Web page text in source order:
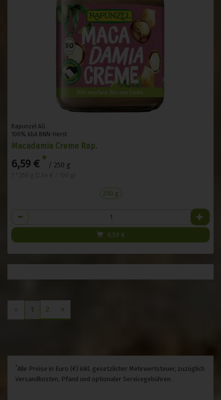
Rapunzel AG
100% kbA BNN-Herst
Macadamia Creme Rap.
6,59 € * / 250 g
250 g
Anzahl
6,59 €
1 2 »
*Alle Preise in Euro (€) inkl. gesetzlicher Mehrwertsteuer, zuzüglich
Versandkosten, Pfand und optionaler Servicegebühren.